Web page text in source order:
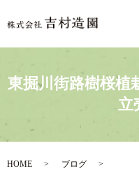
東掘川街路樹桜植
立
HOME
ブログ